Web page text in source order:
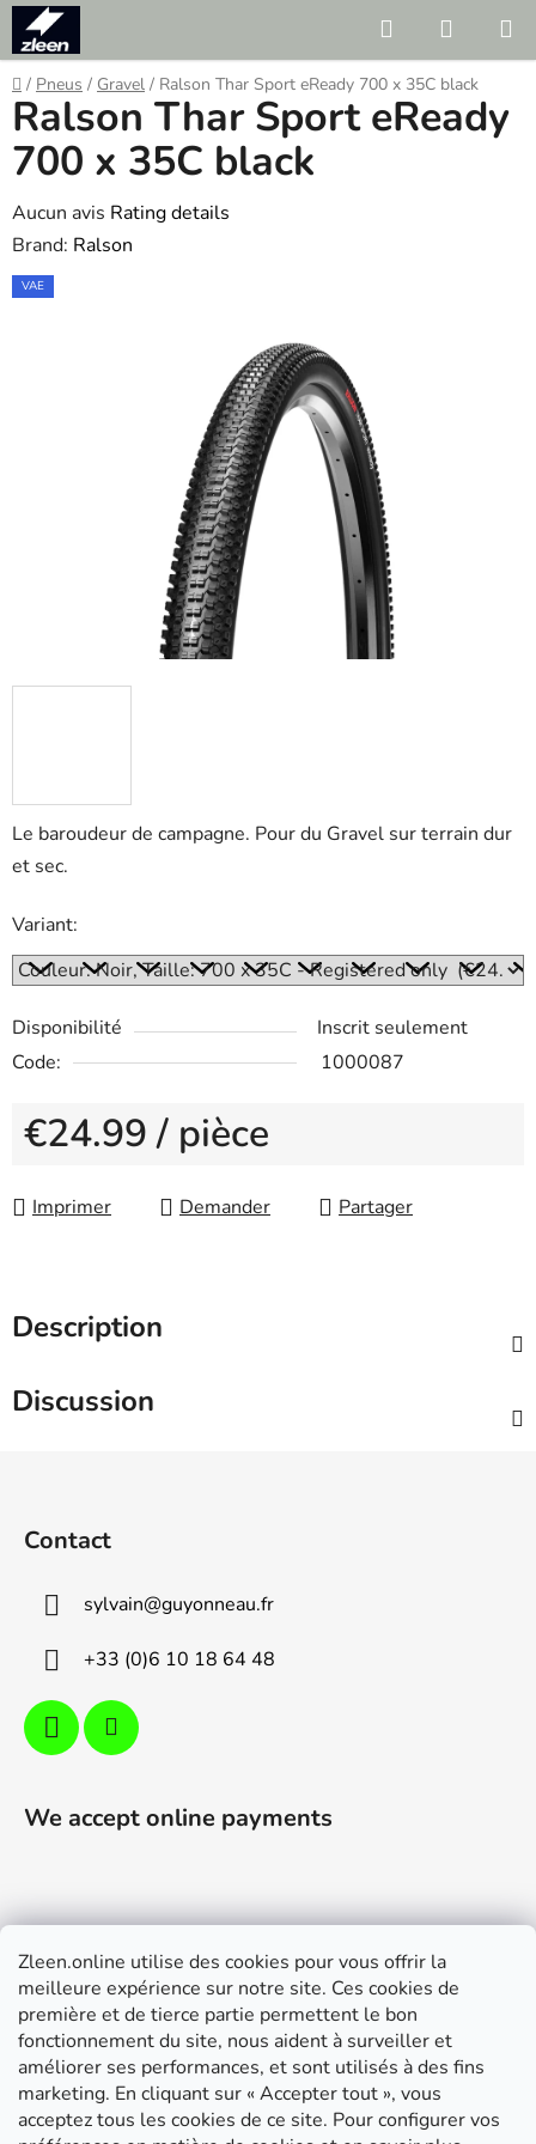
Zleen.online utilise des cookies pour vous offrir la
meilleure expérience sur notre site. Ces cookies de
première et de tierce partie permettent le bon
fonctionnement du site, nous aident à surveiller et
améliorer ses performances, et sont utilisés à des fins
marketing. En cliquant sur « Accepter tout », vous
acceptez tous les cookies de ce site. Pour configurer vos
Skip
content
Search
CART
Home
/ Pneus / Gravel / Ralson Thar Sport eReady 700 x 35C black
Le baroudeur de campagne. Pour du Gravel sur terrain dur
et sec.
Variant:
Disponibilité
Inscrit seulement
Code:
1000087
€24.99/ pièce
Imprimer
Demander Partager
Ralson Thar Sport eReady
700 x 35C black
The
average
product
Aucun avis Rating details
Brand: Ralson
VAE
Description
Discussion
Contact
sylvain@guyonneau.fr
+33 (0)6 10 18 64 48
We accept online payments
Support
Modalités de livraison et paiement
Conditions générales de ventes
RGPD
Instructions de montage